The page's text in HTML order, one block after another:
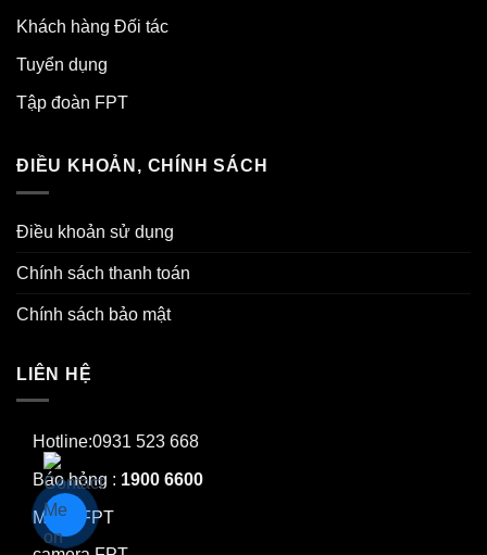
Khách hàng Đối tác
Tuyển dụng
Tập đoàn FPT
ĐIỀU KHOẢN, CHÍNH SÁCH
Điều khoản sử dụng
Chính sách thanh toán
Chính sách bảo mật
LIÊN HỆ
Hotline:0931 523 668
Báo hỏng : 1900 6600
Mạng FPT